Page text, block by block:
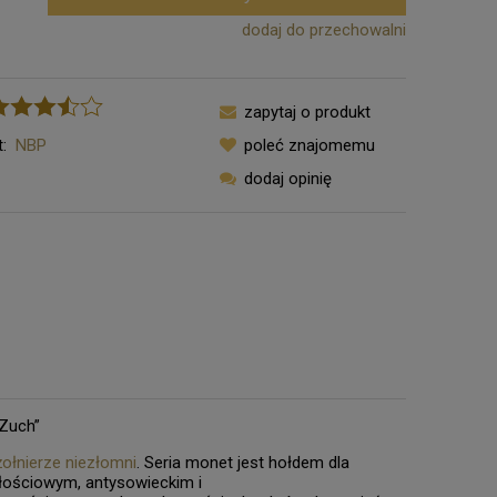
dodaj do przechowalni
NBP
zapytaj o produkt
poleć znajomemu
dodaj opinię
niezłomni. Seria monet jest hołdem dla
antysowieckim i